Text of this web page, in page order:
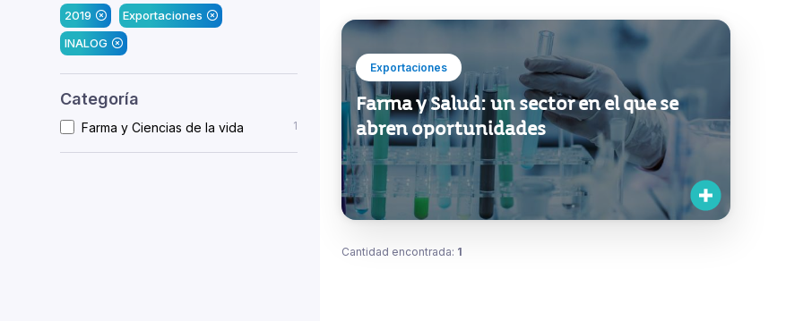
2019
Exportaciones
INALOG
Categoría
Farma y Ciencias de la vida 1
Exportaciones
Farma y Salud: un sector en el que se
abren oportunidades
Cantidad encontrada: 1